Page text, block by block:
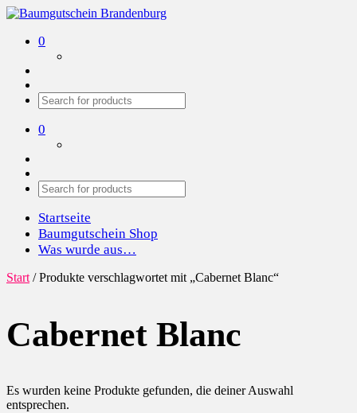
Baumgutschein Brandenburg
Wir pflanzen Bäume in der Region
0
0
Startseite
Baumgutschein Shop
Was wurde aus…
Start / Produkte verschlagwortet mit „Cabernet Blanc“
Cabernet Blanc
Es wurden keine Produkte gefunden, die deiner Auswahl
entsprechen.